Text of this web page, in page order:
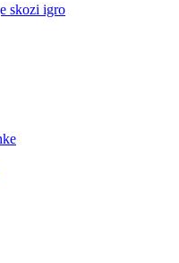
skozi igro